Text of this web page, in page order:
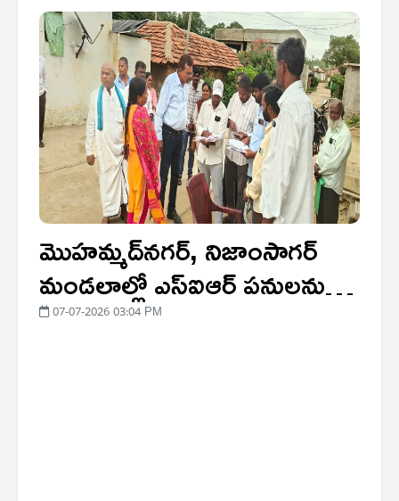
మొహమ్మద్‌నగర్, నిజాంసాగర్
మండలాల్లో ఎస్‌ఐఆర్ పనులను
పరిశీలించిన అదనపు కలెక్టర్ విక్టర్
07-07-2026 03:04 PM